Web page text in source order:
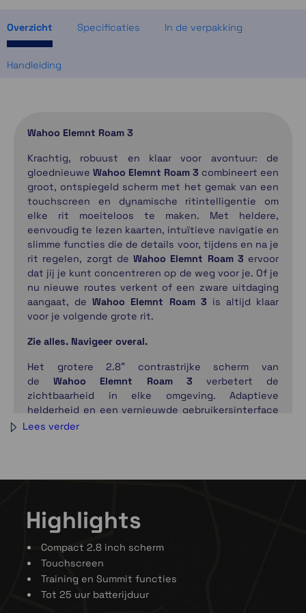
Overzicht Specificaties In de verpakking
Handleiding
Wahoo Elemnt Roam 3
Krachtig, robuust en klaar voor avontuur: de
gloednieuwe Wahoo Elemnt Roam 3 combineert een
groot, ontspiegeld scherm met het gemak van een
touchscreen en dynamische ritintelligentie om
elke rit moeiteloos te maken. Met heldere,
eenvoudig te lezen kaarten, intuïtieve navigatie en
slimme functies die de details voor, tijdens en na je
rit regelen, zorgt de Wahoo Elemnt Roam 3 ervoor
dat jij je kunt concentreren op de weg voor je. Of je
nu nieuwe routes verkent of een zware uitdaging
aangaat, deWahoo Elemnt Roam 3 is altijd klaar
voor je volgende grote rit.
Zie alles. Navigeer overal.
Het grotere 2.8" contrastrijke scherm van
deWahoo Elemnt Roam 3 verbetert de
zichtbaarheid in elke omgeving. Adaptieve
helderheid en een vernieuwde gebruikersinterface
maken belangrijke gegevens in één oogopslag
van de Wahoo Elemnt Roam 3
om je ervaring nauwkeurig aan te passen, te
scrollen en te controleren.
Slimmere kaarten. Moeiteloze navigatie.
Navigeren moet eenvoudig zijn, niet stressvol.
Lees verder
Highlights
Compact 2.8 inch scherm
Touchscreen
Training en Summit functies
Tot 25 uur batterijduur